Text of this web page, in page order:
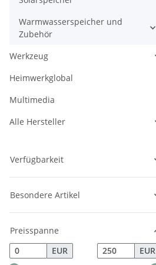
Warmwasserspeicher und
Zubehör
Werkzeug
Heimwerkglobal
Multimedia
Alle Hersteller
Verfügbarkeit
Besondere Artikel
Preisspanne
EUR
EUR